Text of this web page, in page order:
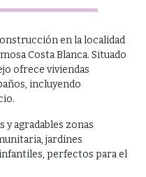
en la localidad
Costa Blanca. Situado
ofrece viviendas
incluyendo
y agradables zonas
jardines
perfectos para el